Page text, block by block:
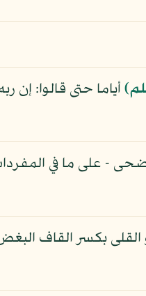
أياما حتى قالوا: إن
- على ما في
بكسر القاف